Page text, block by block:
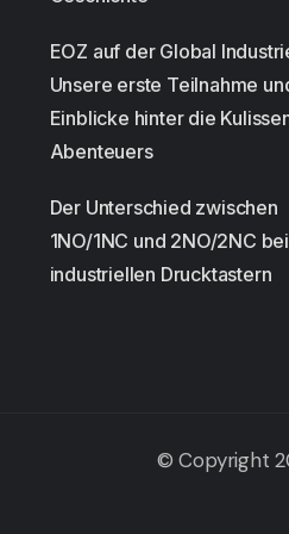
EOZ auf der Global
Unsere erste Teilnahme
Einblicke hinter die
Abenteuers
Der Unterschied zwischen
1NO/1NC und 2NO/2NC bei
industriellen Drucktastern
© Copyright